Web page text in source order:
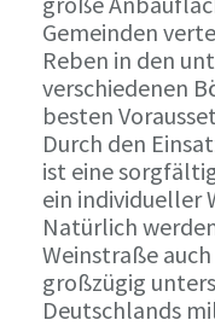
Gemeinden
Reben in den
verschiedenen
besten
Durch den
ist eine
ein individueller
Natürlich
Weinstraße
großzügig
Deutschlands